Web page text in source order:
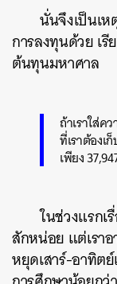
นั่นจึงเป็นเ
การลงทุนด้วย เรี
ต้นทุนมหาศาล
ถ้าเราใส่ค
ที่เราต้องเ
เพียง
ในช่วงแรกเ
สักหน่อย แต่เราอ
หยุดเสาร์-อาทิต